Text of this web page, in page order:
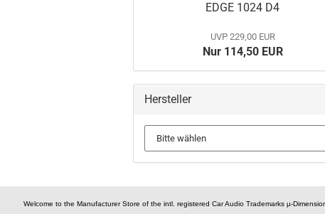
EDGE 1024 D4
UVP 229,00 EUR
Nur 114,50 EUR
Hersteller
Welcome to the Manufacturer Store of the intl. registered Car Audio Trademarks µ-